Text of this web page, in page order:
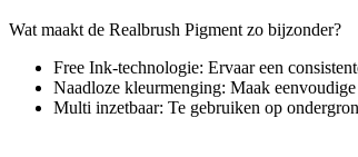
Wat maakt de Realbrush Pigment zo bijzonder?
Free Ink-technologie: Ervaar een
Naadloze kleurmenging: Maak
Multi inzetbaar: Te gebruiken op